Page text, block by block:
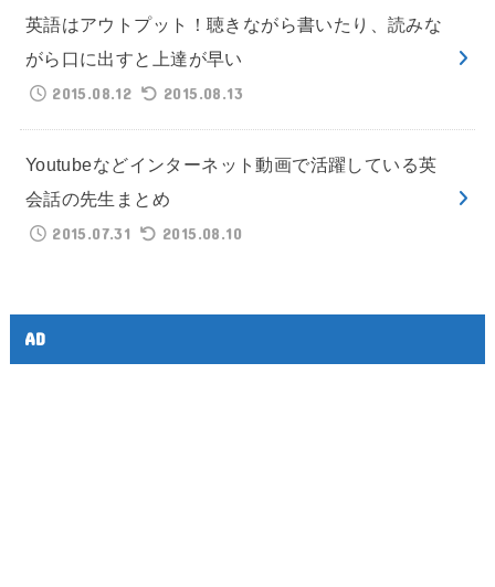
英語はアウトプット！聴きながら書いたり、読みな
がら口に出すと上達が早い
2015.08.12
2015.08.13
Youtubeなどインターネット動画で活躍している英
会話の先生まとめ
2015.07.31
2015.08.10
AD